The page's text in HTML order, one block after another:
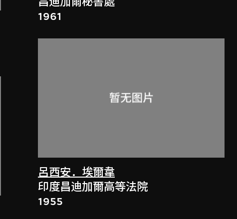
1961
呂西安．埃爾韋
印度昌迪加爾高等法院
1955